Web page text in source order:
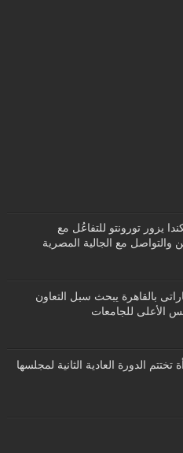
يزور تورونتو للتفاعُل مع
والتواصل مع الجالية المصرية
بالقاهرة يبحث سبل التعاون
الأعلى للجامعات
تختتم الدورة العادية الثانية لمجلسها